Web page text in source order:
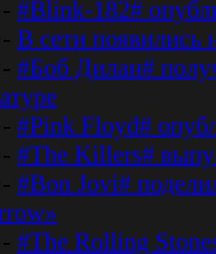
#Blink-182#
В сети появились
#Боб Дилан#
#Pink Floyd#
#The Killers#
#Bon Jovi#
#The Rolling